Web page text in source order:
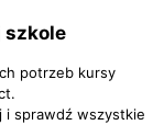
szkole
potrzeb kursy
i sprawdź wszystkie